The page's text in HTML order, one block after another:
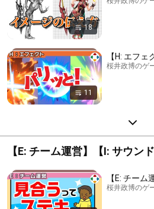
18
11
【H: エフェ
桜井政博のゲ
【E: チーム運営】【I: サウン
【E: チーム
桜井政博のゲ